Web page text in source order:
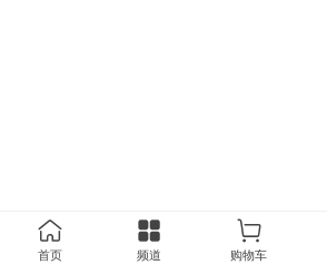
首页 频道 购物车